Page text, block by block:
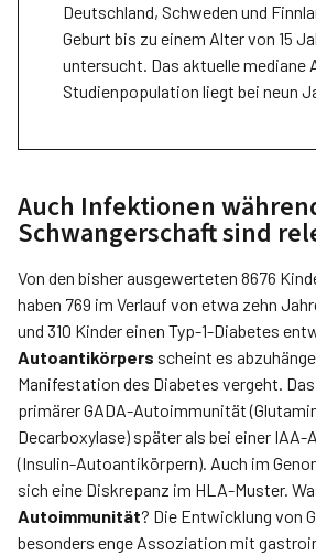
Deutschland, Schweden und
Geburt bis zu einem Alter von 15
untersucht. Das aktuelle mediane
Studienpopulation liegt bei neun
Auch Infektionen
Schwangerschaft sind
Von den bisher ausgewerteten 8676
haben 769 im Verlauf von etwa zehn
und 310 Kinder einen Typ-1-Diabetes
Autoantikörpers scheint es
Manifestation des Diabetes vergeht.
primärer GADA-Autoimmunität
Decarboxylase) später als bei einer
(Insulin-Autoantikörpern). Auch im
sich eine Diskrepanz im HLA-Muster.
Autoimmunität? Die Entwicklung von
besonders enge Assoziation mit